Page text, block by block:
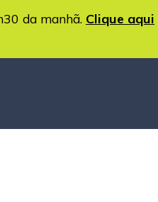
da manhã. Clique aqui